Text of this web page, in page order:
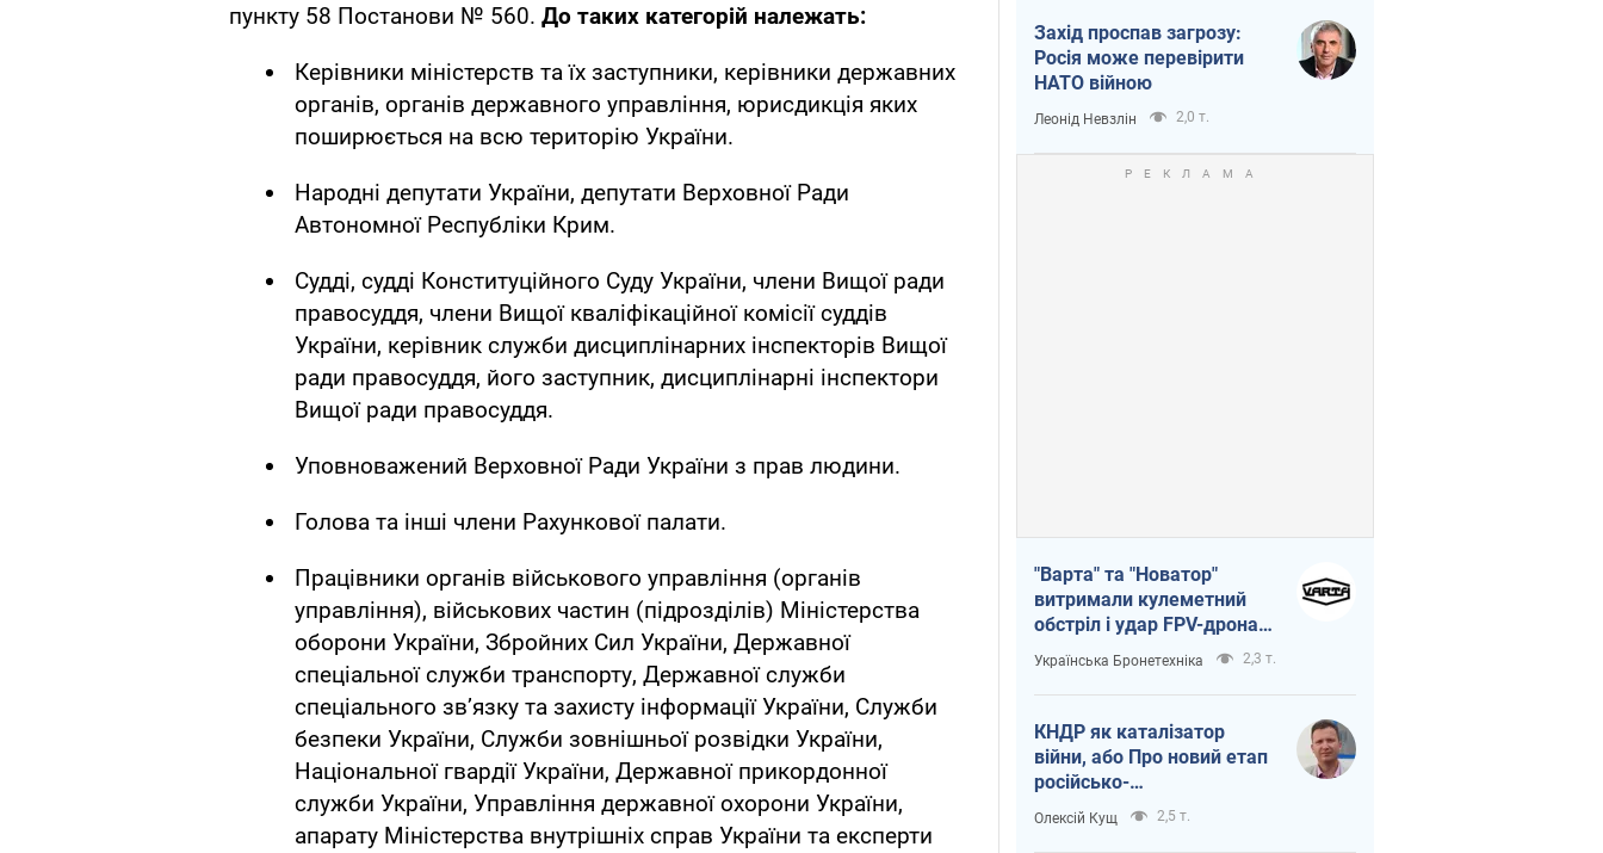
пункту 58 Постанови № 560. До таких категорій належать:
Керівники міністерств та їх заступники, керівники державних
органів, органів державного управління, юрисдикція яких
поширюється на всю територію України.
Народні депутати України, депутати Верховної Ради
Автономної Республіки Крим.
Судді, судді Конституційного Суду України, члени Вищої ради
правосуддя, члени Вищої кваліфікаційної комісії суддів
України, керівник служби дисциплінарних інспекторів Вищої
ради правосуддя, його заступник, дисциплінарні інспектори
Вищої ради правосуддя.
Уповноважений Верховної Ради України з прав людини.
Голова та інші члени Рахункової палати.
Працівники органів військового управління (органів
управління), військових частин (підрозділів) Міністерства
оборони України, Збройних Сил України, Державної
спеціальної служби транспорту, Державної служби
спеціального зв’язку та захисту інформації України, Служби
безпеки України, Служби зовнішньої розвідки України,
Національної гвардії України, Державної прикордонної
служби України, Управління державної охорони України,
апарату Міністерства внутрішніх справ України та експерти
Захід проспав загрозу:
Росія може перевірити
НАТО війною
Леонід Невзлін 2,0 т.
"Варта" та "Новатор"
витримали кулеметний
обстріл і удар FPV-дрона,
врятувавши життя
офіцеру ЗСУ
Українська Бронетехніка 2,3 т.
КНДР як каталізатор
війни, або Про новий етап
російсько-
північнокорейського
Олексій Кущ 2,5 т.